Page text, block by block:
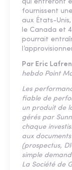
qui entreront
fournissent
aux États-
le Canada et
pourrait
Par Eric
hebdo Point
Les
fiable de
un produit de
gérés par
chaque
aux
(prospectus,
simple
La Société de